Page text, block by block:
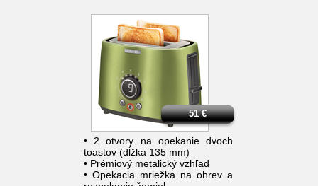
• 2 otvory na opekanie dvoch
toastov (dĺžka 135 mm)
• Prémiový metalický vzhľad
• Opekacia mriežka na ohrev a
51€